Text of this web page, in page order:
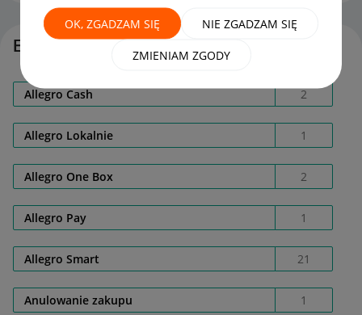
OK, ZGADZAM SIĘ NIE ZGADZAM SIĘ
ZMIENIAM ZGODY
Etykiety
Allegro Cash 2
Allegro Lokalnie 1
Allegro One Box 2
Allegro Pay 1
Allegro Smart 21
Anulowanie zakupu 1